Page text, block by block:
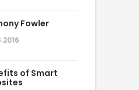
Fowler
of Smart